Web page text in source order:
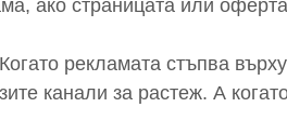
ако страницата или
рекламата стъпва
канали за растеж. А